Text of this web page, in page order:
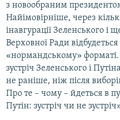
з новообраним
Найімовірніше, через
інавгурації Зеленського і
Верховної Ради відбудеться
«нормандському»
зустріч Зеленського і
не раніше, ніж після
Про те – чому – йдеться в
Путін: зустріч чи не